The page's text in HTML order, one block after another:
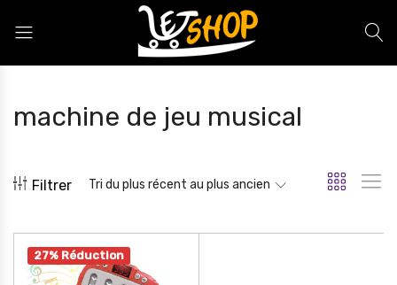
machine de jeu musical
Filtrer Tri du plus récent au plus ancien
27% Réduction